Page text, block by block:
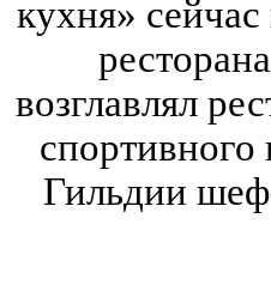
кухня»
возглавлял
Гильдии